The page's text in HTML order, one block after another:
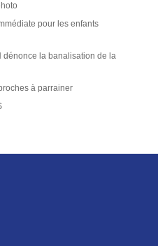
pour les enfants
dénonce la banalisation de la
à parrainer